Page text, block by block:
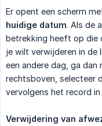
Er opent een scherm
huidige datum. Als de
betrekking heeft op die
je wilt verwijderen in
een andere dag, ga dan
rechtsboven, selecteer
vervolgens het record
Verwijdering van